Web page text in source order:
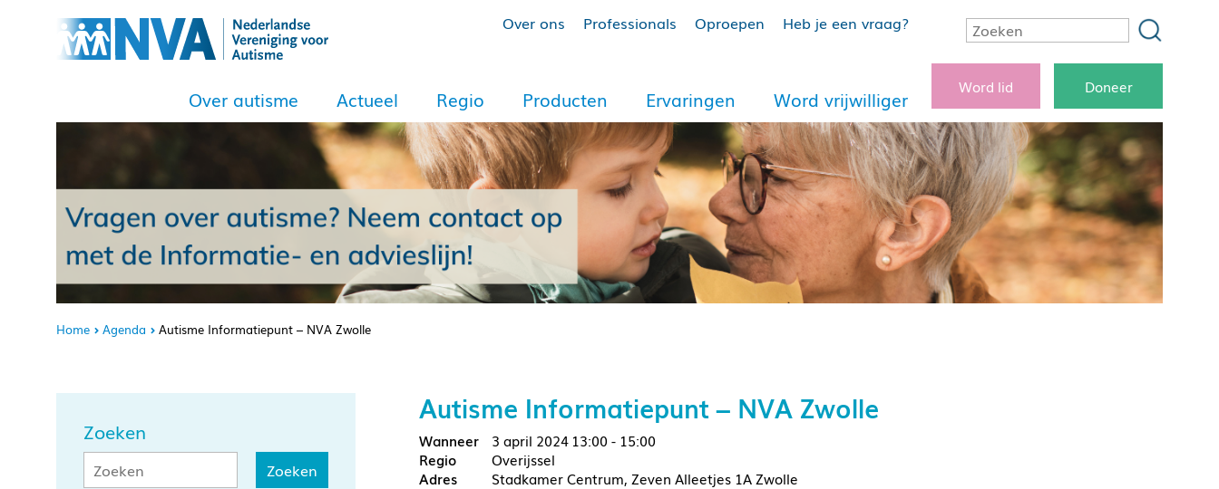
Over ons Professionals Oproepen Heb je een vraag?
Over autisme Actueel Regio Producten Ervaringen Word vrijwilliger
Word lid Doneer
Home Agenda Autisme Informatiepunt – NVA Zwolle
Zoeken
Autisme Informatiepunt – NVA Zwolle
3 april 2024 13:00 - 15:00
Overijssel
Stadkamer Centrum, Zeven Alleetjes 1A Zwolle